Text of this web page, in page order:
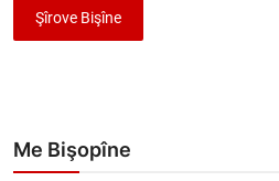
Şîrove Bişîne
Me Bişopîne